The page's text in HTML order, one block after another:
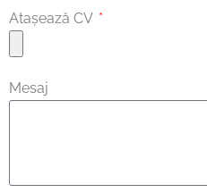
Atașează CV
Mesaj